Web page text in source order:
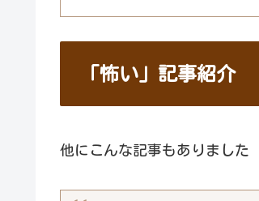
「怖い」記事紹介
他にこんな記事もありました